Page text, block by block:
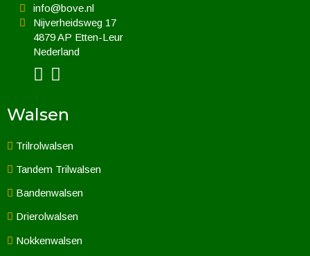
info@bove.nl
Nijverheidsweg 17
4879 AP Etten-Leur
Nederland
Walsen
Trilrolwalsen
Tandem Trilwalsen
Bandenwalsen
Drierolwalsen
Nokkenwalsen